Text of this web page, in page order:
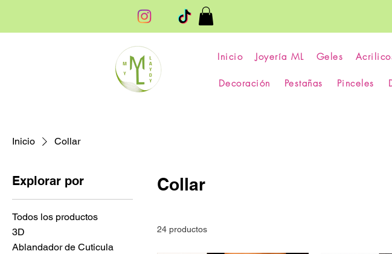
Inicio Joyería ML Geles
Decoración Pestañas Pinceles
Inicio Collar
Explorar por
Todos los productos
3D
Ablandador de Cuticula
Collar
24 productos